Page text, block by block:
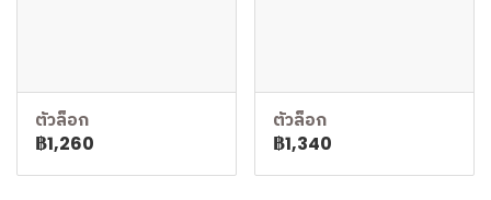
ตัวล็อก
฿1,260
ตัวล็อก
฿1,340